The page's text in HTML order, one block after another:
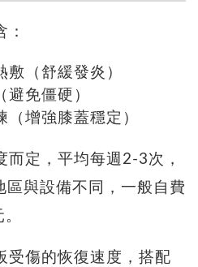
敷（舒緩發炎）
避免僵硬）
（增強膝蓋穩定）
而定，平均每週2-3次，
與設備不同，一般自費
受傷的恢復速度，搭配